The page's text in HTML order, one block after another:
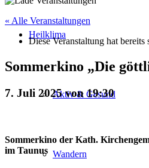
Heilklima
Aktiv & Gesund
Wandern
« Alle Veranstaltungen
Diese Veranstaltung hat bereits
Sommerkino „Die
7. Juli 2025 von 19:30
Sommerkino der Kath.
im Taunus